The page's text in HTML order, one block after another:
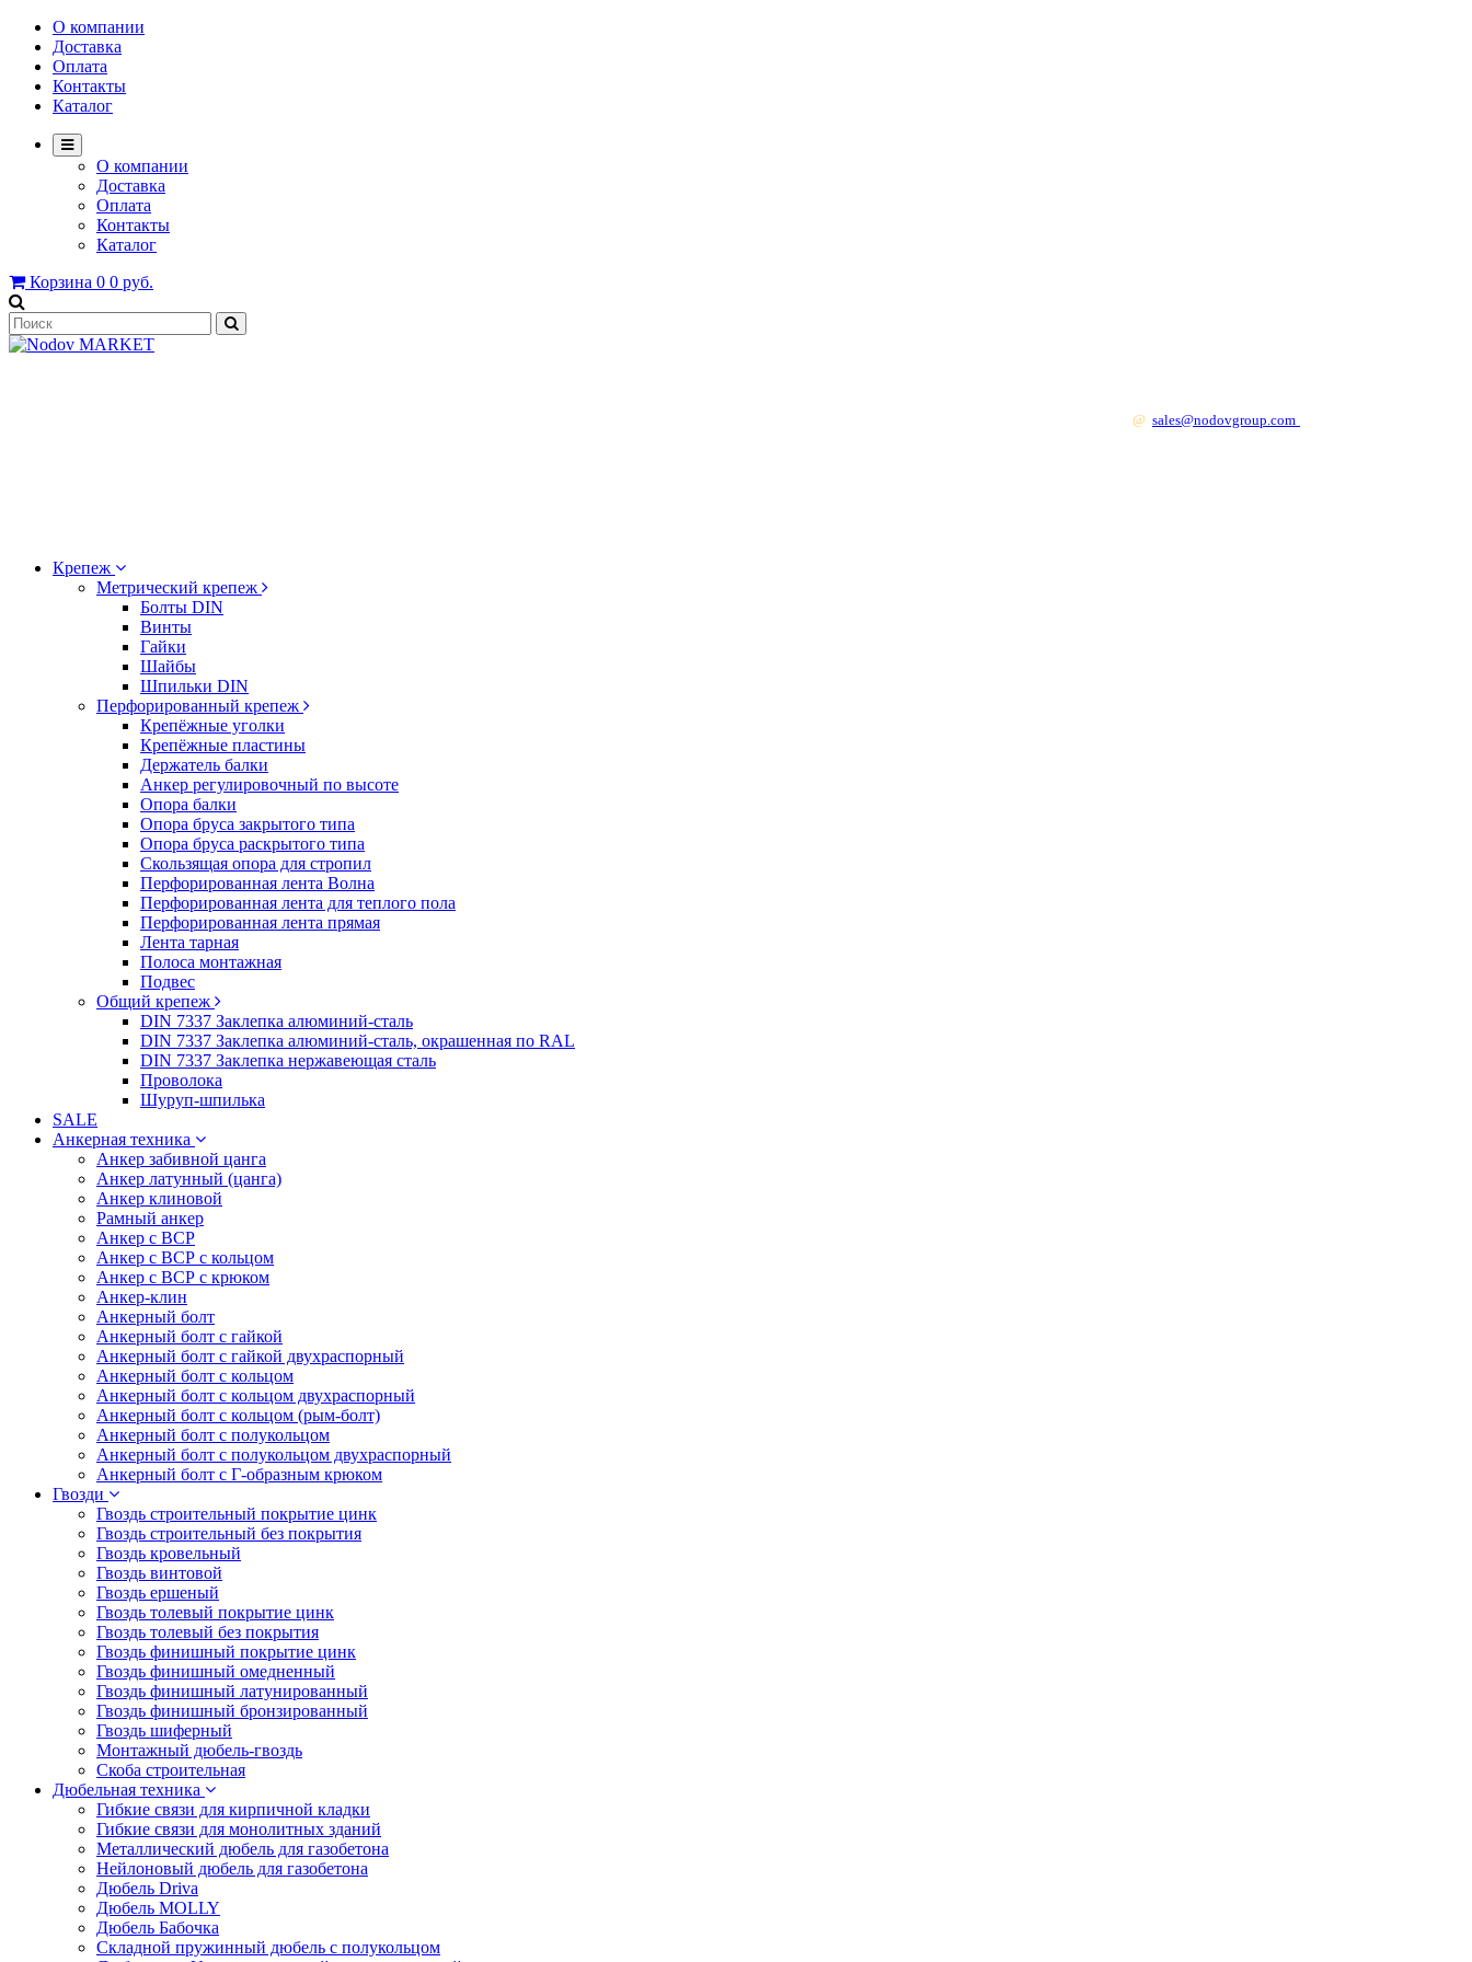
О компании
Доставка
Оплата
Контакты
Каталог
О компании
Доставка
Оплата
Контакты
Каталог
Корзина 0 0 руб.
@ sales@nodovgroup.com
Крепеж
Метрический крепеж
Болты DIN
Винты
Гайки
Шайбы
Шпильки DIN
Перфорированный крепеж
Крепёжные уголки
Крепёжные пластины
Держатель балки
Анкер регулировочный по высоте
Опора балки
Опора бруса закрытого типа
Опора бруса раскрытого типа
Скользящая опора для стропил
Перфорированная лента Волна
Перфорированная лента для теплого пола
Перфорированная лента прямая
Лента тарная
Полоса монтажная
Подвес
Общий крепеж
DIN 7337 Заклепка алюминий-сталь
DIN 7337 Заклепка алюминий-сталь, окрашенная по RAL
DIN 7337 Заклепка нержавеющая сталь
Проволока
Шуруп-шпилька
SALE
Анкерная техника
Анкер забивной цанга
Анкер латунный (цанга)
Анкер клиновой
Рамный анкер
Анкер с ВСР
Анкер с ВСР с кольцом
Анкер с ВСР с крюком
Анкер-клин
Анкерный болт
Анкерный болт с гайкой
Анкерный болт с гайкой двухраспорный
Анкерный болт с кольцом
Анкерный болт с кольцом двухраспорный
Анкерный болт с кольцом (рым-болт)
Анкерный болт с полукольцом
Анкерный болт с полукольцом двухраспорный
Анкерный болт с Г-образным крюком
Гвозди
Гвоздь строительный покрытие цинк
Гвоздь строительный без покрытия
Гвоздь кровельный
Гвоздь винтовой
Гвоздь ершеный
Гвоздь толевый покрытие цинк
Гвоздь толевый без покрытия
Гвоздь финишный покрытие цинк
Гвоздь финишный омедненный
Гвоздь финишный латунированный
Гвоздь финишный бронзированный
Гвоздь шиферный
Монтажный дюбель-гвоздь
Скоба строительная
Дюбельная техника
Гибкие связи для кирпичной кладки
Гибкие связи для монолитных зданий
Металлический дюбель для газобетона
Нейлоновый дюбель для газобетона
Дюбель Driva
Дюбель MOLLY
Дюбель Бабочка
Складной пружинный дюбель с полукольцом